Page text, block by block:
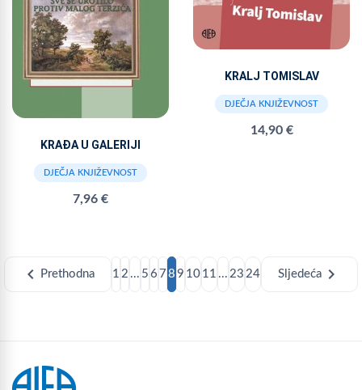
KRAĐA U GALERIJI
DJEČJA KNJIŽEVNOST
7,96 €
KRALJ TOMISLAV
DJEČJA KNJIŽEVNOST
14,90 €
chevron_left Prethodna 1 2 ... 5 6 7 8 9 10 11 ... 23 24 Sljedeća chevron_right